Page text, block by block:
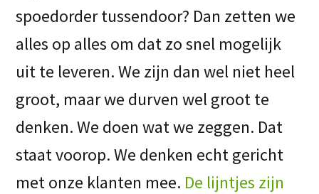
spoedorder tussendoor? Dan zetten we
alles op alles om dat zo snel mogelijk
uit te leveren. We zijn dan wel niet heel
groot, maar we durven wel groot te
denken. We doen wat we zeggen. Dat
staat voorop. We denken echt gericht
met onze klanten mee. De lijntjes zijn